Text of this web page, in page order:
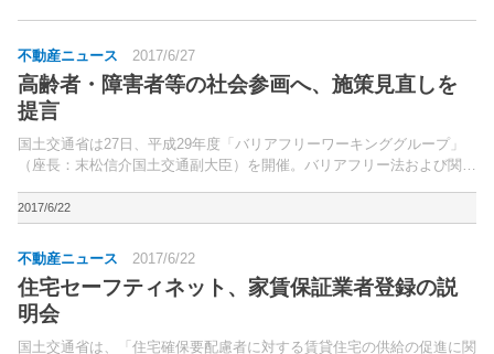
文氏は、「国土交通省では、生産性革命をキーワードとし...
不動産ニュース 2017/6/27
高齢者・障害者等の社会参画へ、施策見直しを
提言
国土交通省は27日、平成29年度「バリアフリーワーキンググループ」
（座長：末松信介国土交通副大臣）を開催。バリアフリー法および関連
2017/6/22
不動産ニュース 2017/6/22
住宅セーフティネット、家賃保証業者登録の説
明会
国土交通省は、「住宅確保要配慮者に対する賃貸住宅の供給の促進に関